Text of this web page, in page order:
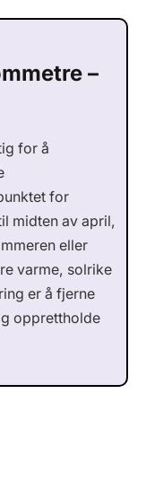
–
for å
for
midten av april,
eller
varme, solrike
er å fjerne
opprettholde